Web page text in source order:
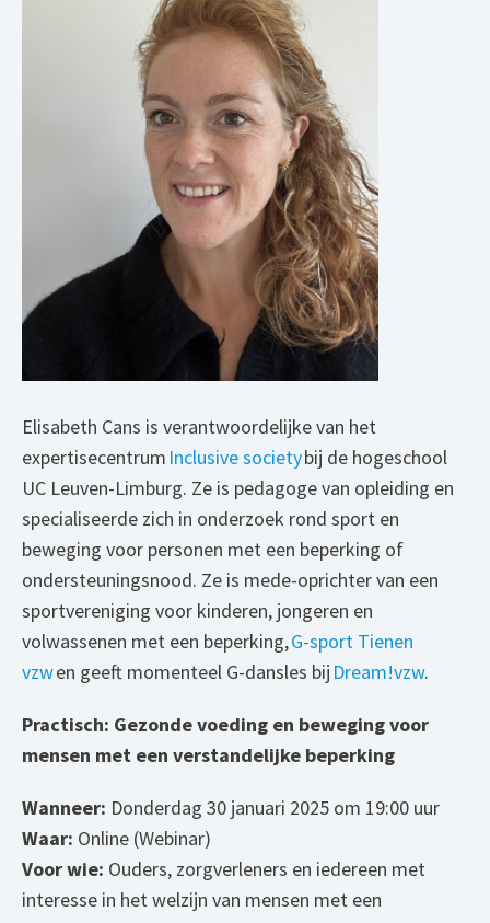
Elisabeth Cans is verantwoordelijke van het
expertisecentrum Inclusive societybij de hogeschool
UC Leuven-Limburg. Ze is pedagoge van opleiding en
specialiseerde zich in onderzoek rond sport en
beweging voor personen met een beperking of
ondersteuningsnood. Ze is mede-oprichter van een
sportvereniging voor kinderen, jongeren en
volwassenen met een beperking,G-sport Tienen
vzwen geeft momenteel G-dansles bij Dream!vzw.
Practisch: Gezonde voeding en beweging voor
mensen met een verstandelijke beperking
Wanneer: Donderdag 30 januari 2025 om 19:00 uur
Waar: Online (Webinar)
Voor wie: Ouders, zorgverleners en iedereen met
interesse in het welzijn van mensen met een